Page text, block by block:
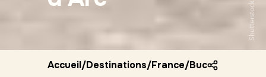
Shutterstock
Accueil/Destinations/France/Bucher de